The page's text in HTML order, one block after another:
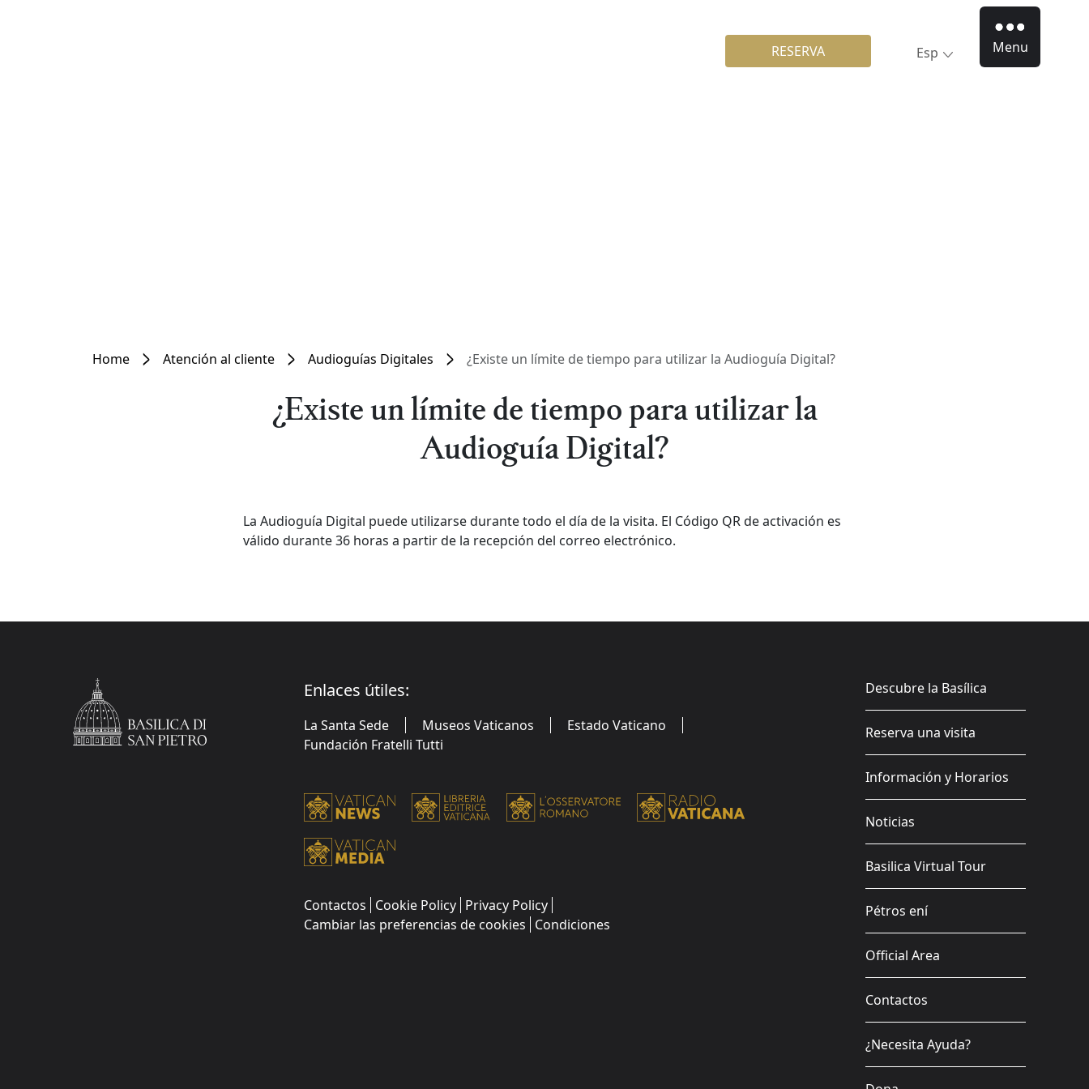
RESERVA Esp Menu
Home Atención al cliente Audioguías Digitales ¿Existe un límite de tiempo para utilizar la Audioguía Digital?
¿Existe un límite de tiempo para utilizar la
Audioguía Digital?
La Audioguía Digital puede utilizarse durante todo el día de la visita. El Código QR de activación es
válido durante 36 horas a partir de la recepción del correo electrónico.
Enlaces útiles:
La Santa Sede Museos Vaticanos
Estado Vaticano
Fundación Fratelli Tutti
Contactos Cookie Policy Privacy Policy
Cambiar las preferencias de cookies Condiciones
Descubre la Basílica
Reserva una visita
Información y Horarios
Noticias
Basilica Virtual Tour
Pétros ení
Official Area
Contactos
¿Necesita Ayuda?